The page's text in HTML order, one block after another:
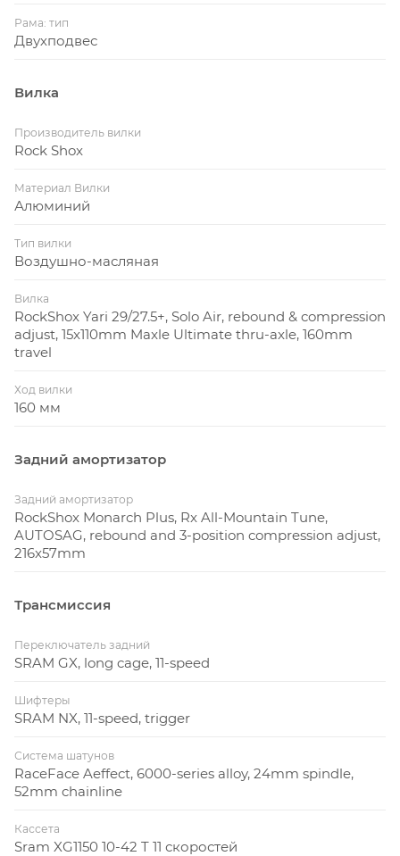
Рама: тип
Двухподвес
Вилка
Производитель вилки
Rock Shox
Материал Вилки
Алюминий
Тип вилки
Воздушно-масляная
Вилка
RockShox Yari 29/27.5+, Solo Air, rebound & compression
adjust, 15x110mm Maxle Ultimate thru-axle, 160mm
travel
Ход вилки
160 мм
Задний амортизатор
Задний амортизатор
RockShox Monarch Plus, Rx All-Mountain Tune,
AUTOSAG, rebound and 3-position compression adjust,
216x57mm
Трансмиссия
Переключатель задний
SRAM GX, long cage, 11-speed
Шифтеры
SRAM NX, 11-speed, trigger
Система шатунов
RaceFace Aeffect, 6000-series alloy, 24mm spindle,
52mm chainline
Кассета
Sram XG1150 10-42 T 11 скоростей